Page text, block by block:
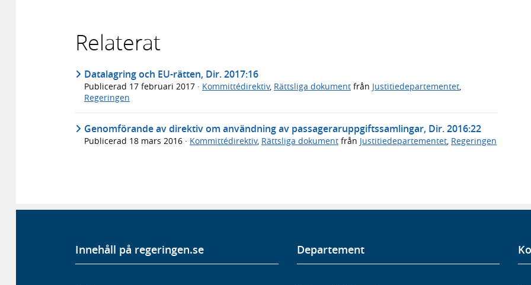
Relaterat
Datalagring och EU-rätten, Dir. 2017:16
Publicerad 17 februari 2017 · Kommittédirektiv, Rättsliga dokument från Justitiedepartementet,
Regeringen
Genomförande av direktiv om användning av passageraruppgiftssamlingar, Dir. 2016:22
Publicerad 18 mars 2016 · Kommittédirektiv, Rättsliga dokument från Justitiedepartementet, Regeringen
Innehåll på regeringen.se Departement